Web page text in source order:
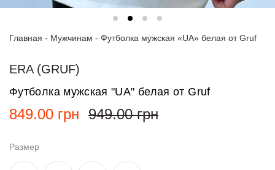
костюмы
Футболки
брюки
Главная - Мужчинам - Футболка мужская «UA» белая от Gruf
ERA (GRUF)
Футболка мужская "UA" белая от Gruf
949.00грн
849.00 грн
Размер